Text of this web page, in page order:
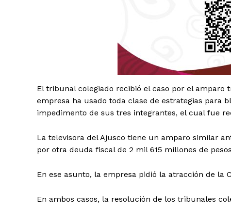
Luces
Del
El tribunal colegiado recibió el caso por el amparo
empresa ha usado toda clase de estrategias para
impedimento de sus tres integrantes, el cual fue
La televisora del Ajusco tiene un amparo similar
por otra deuda fiscal de 2 mil 615 millones de
En ese asunto, la empresa pidió la atracción de la
En ambos casos, la resolución de los tribunales